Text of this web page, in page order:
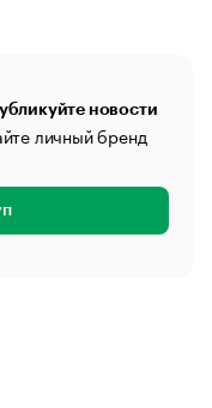
новости
личный бренд